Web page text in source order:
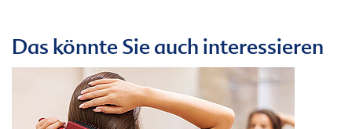
Das könnte Sie auch interessieren